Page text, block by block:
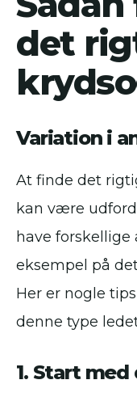
det
Variation i
At finde det
kan være
have forskellige
eksempel på
Her er nogle
denne type
1. Start